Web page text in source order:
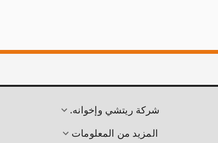
شركة ريتشي وإخوانه.
المزيد من المعلومات